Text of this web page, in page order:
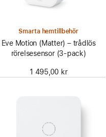
Smarta hemtillbehör
Eve Motion (Matter) – trådlös
rörelsesensor (3-pack)
1 495,00 kr